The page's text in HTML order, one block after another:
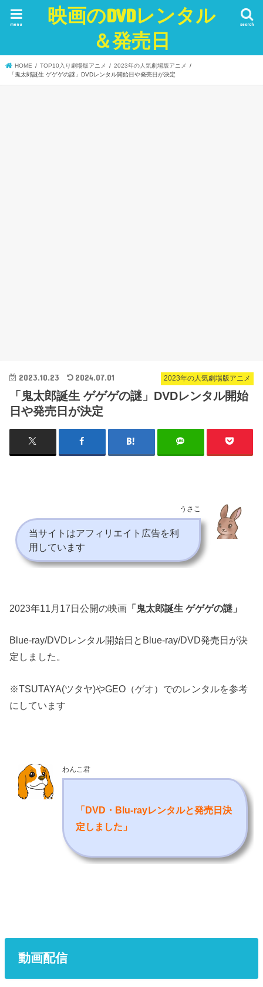
映画のDVDレンタル
＆発売日
search
menu
HOME TOP10入り劇場版アニメ
2023年の人気劇場版アニメ
「鬼太郎誕生 ゲゲゲの謎」DVDレンタル開始日や発売日が決定
2023年の人気劇場版アニメ
2023.10.23 2024.07.01
「鬼太郎誕生 ゲゲゲの謎」DVDレンタル開始
日や発売日が決定
うさこ
当サイトはアフィリエイト広告を利
用しています
2023年11月17日公開の映画 「鬼太郎誕生 ゲゲゲの謎」
Blue-ray/DVDレンタル開始日とBlue-ray/DVD発売日が決
定しました。
※TSUTAYA(ツタヤ)やGEO（ゲオ）でのレンタルを参考
にしています
わんこ君
「DVD・Blu-rayレンタルと発売日決
定しました 」
動画配信